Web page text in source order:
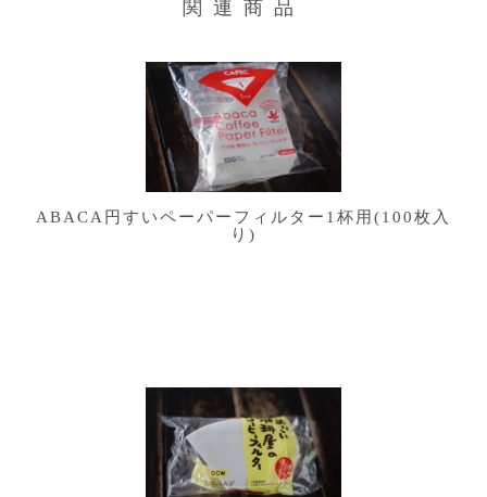
関連商品
ABACA円すいペーパーフィルター1杯用(100枚入
り)